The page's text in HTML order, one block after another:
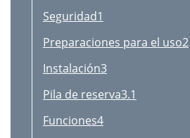
Seguridad1
Preparaciones para el uso2
Instalación3
Pila de reserva3.1
Funciones4